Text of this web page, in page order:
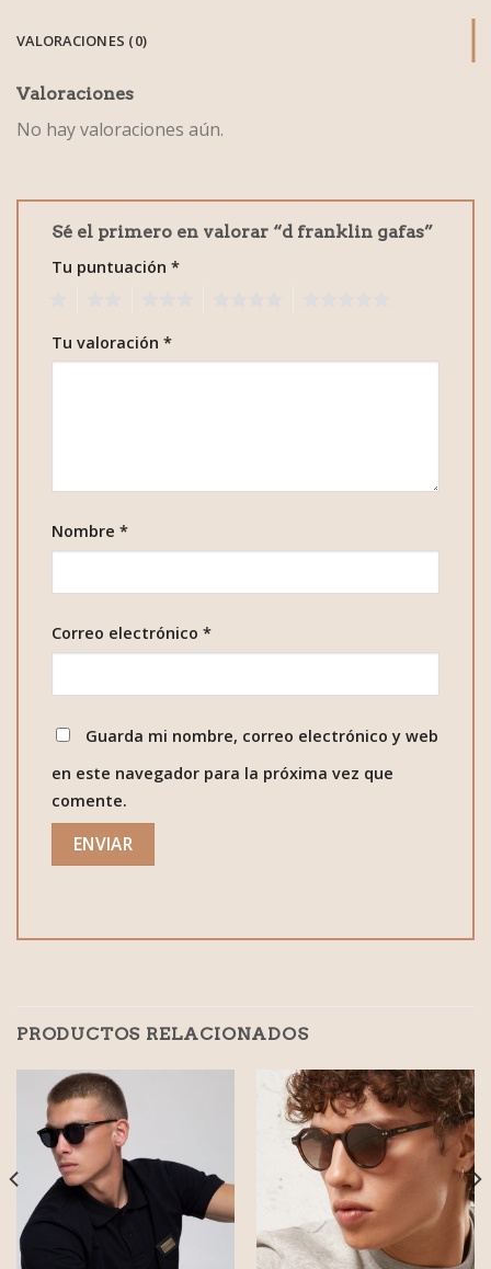
VALORACIONES (0)
Valoraciones
No hay valoraciones aún.
Sé el primero en valorar “d franklin gafas”
Tu puntuación *
Tu valoración *
Nombre *
Correo electrónico *
Guarda mi nombre, correo electrónico y web
en este navegador para la próxima vez que
comente.
PRODUCTOS RELACIONADOS